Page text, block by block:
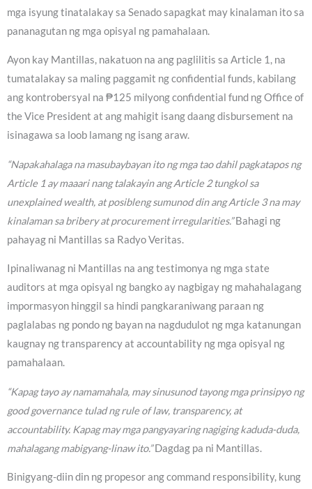
mga isyung tinatalakay sa Senado sapagkat may kinalaman ito sa
pananagutan ng mga opisyal ng pamahalaan.
Ayon kay Mantillas, nakatuon na ang paglilitis sa Article 1, na
tumatalakay sa maling paggamit ng confidential funds, kabilang
ang kontrobersyal na ₱125 milyong confidential fund ng Office of
the Vice President at ang mahigit isang daang disbursement na
isinagawa sa loob lamang ng isang araw.
“Napakahalaga na masubaybayan ito ng mga tao dahil pagkatapos ng
Article 1 ay maaari nang talakayin ang Article 2 tungkol sa
unexplained wealth, at posibleng sumunod din ang Article 3 na may
kinalaman sa bribery at procurement irregularities.”Bahagi ng
pahayag ni Mantillas sa Radyo Veritas.
Ipinaliwanag ni Mantillas na ang testimonya ng mga state
auditors at mga opisyal ng bangko ay nagbigay ng mahahalagang
impormasyon hinggil sa hindi pangkaraniwang paraan ng
paglalabas ng pondo ng bayan na nagdudulot ng mga katanungan
kaugnay ng transparency at accountability ng mga opisyal ng
pamahalaan.
“Kapag tayo ay namamahala, may sinusunod tayong mga prinsipyo ng
good governance tulad ng rule of law, transparency, at
accountability. Kapag may mga pangyayaring nagiging kaduda-duda,
mahalagang mabigyang-linaw ito.”Dagdag pa ni Mantillas.
Binigyang-diin din ng propesor ang command responsibility, kung